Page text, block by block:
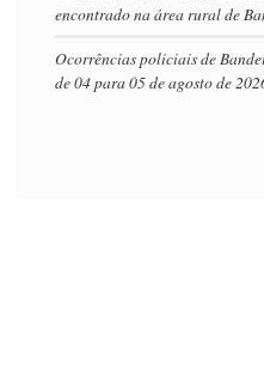
encontrado na área rural de
Ocorrências policiais de
de 04 para 05 de agosto de